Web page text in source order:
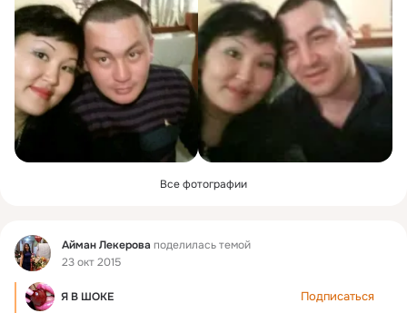
Все фотографии
Фид Айман Лекерова поделилась темой
23 окт 2015
Я В ШОКЕ Подписаться